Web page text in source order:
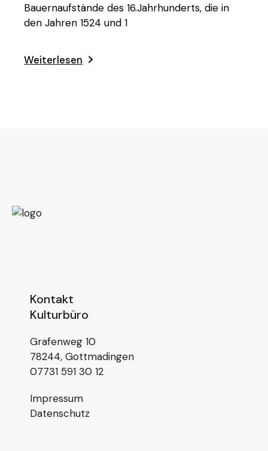
Bauernaufstände des 16.Jahrhunderts, die in
den Jahren 1524 und 1
Weiterlesen
Kontakt
Kulturbüro
Grafenweg 10
78244, Gottmadingen
07731 591 30 12
Impressum
Datenschutz